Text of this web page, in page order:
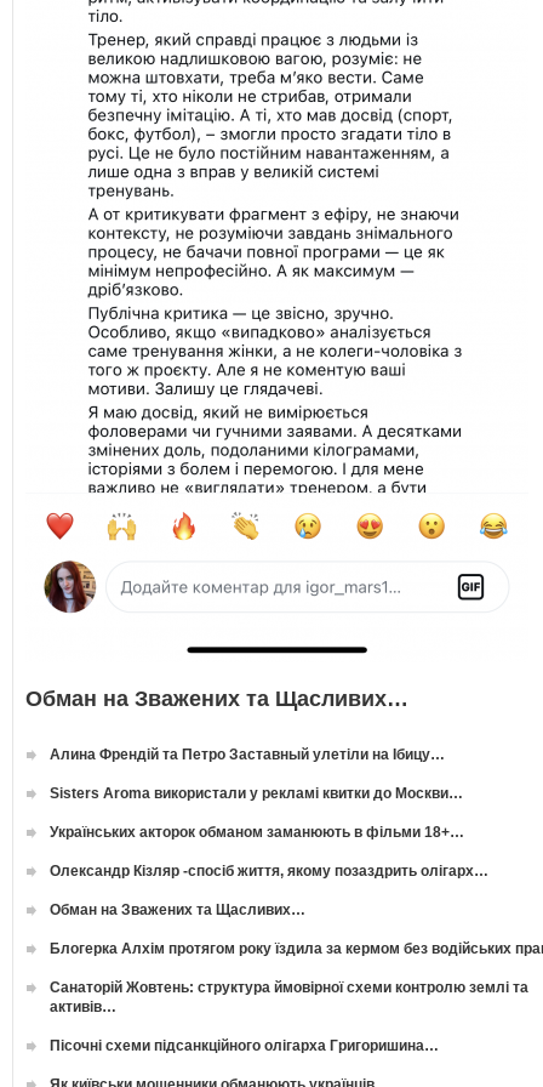
Обман на Зважених та Щасливих…
Алина Френдій та Петро Заставный улетіли на Ібицу…
Sisters Aroma використали у рекламі квитки до Москви…
Українських акторок обманом заманюють в фільми 18+…
Олександр Кізляр -спосіб життя, якому позаздрить олігарх…
Обман на Зважених та Щасливих…
Блогерка Алхім протягом року їздила за кермом без водійських
Санаторій Жовтень: структура ймовірної схеми контролю землі та
активів…
Пісочні схеми підсанкційного олігарха Григоришина…